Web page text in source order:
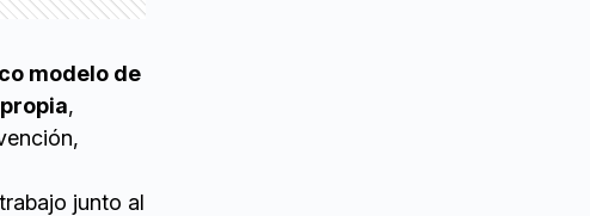
modelo de
,
junto al